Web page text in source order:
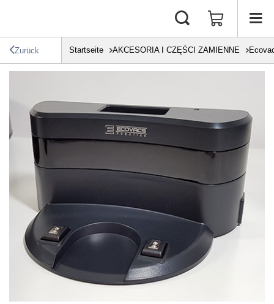
Zurück Startseite AKCESORIA I CZĘŚCI ZAMIENNE